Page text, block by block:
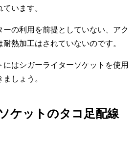
います。
ーの利用を前提としていない、アク
熱加工はされていないのです。
にはシガーライターソケットを使用
しょう。
ケットのタコ足配線